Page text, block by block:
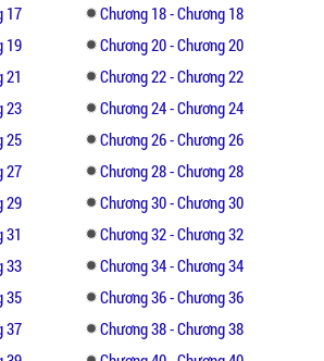
đàn ông vang lên từ phòng
đó là một thân ảnh cao
Ân Ân có chút hoảng sợ
tôi lại ở đây. "
tôi bắt em về. "
truyện ngôn tình lôi cuốn
Cô Vợ Bướng Bỉnh của tác
17
Chương 18 - Chương 18
19
Chương 20 - Chương 20
21
Chương 22 - Chương 22
23
Chương 24 - Chương 24
25
Chương 26 - Chương 26
27
Chương 28 - Chương 28
29
Chương 30 - Chương 30
31
Chương 32 - Chương 32
33
Chương 34 - Chương 34
35
Chương 36 - Chương 36
37
Chương 38 - Chương 38